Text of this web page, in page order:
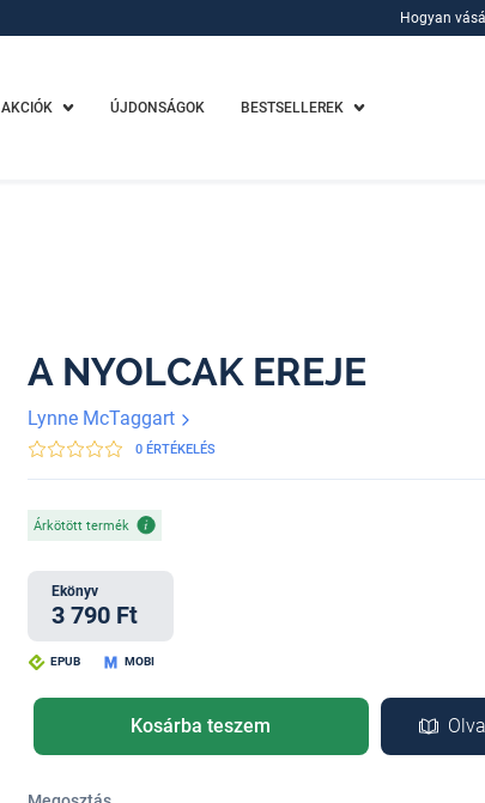
Hogyan
AKCIÓK ÚJDONSÁGOK BESTSELLEREK
A NYOLCAK EREJE
Lynne McTaggart
0 ÉRTÉKELÉS
Árkötött termék
Ekönyv
3 790 Ft
EPUB MOBI
Kosárba teszem